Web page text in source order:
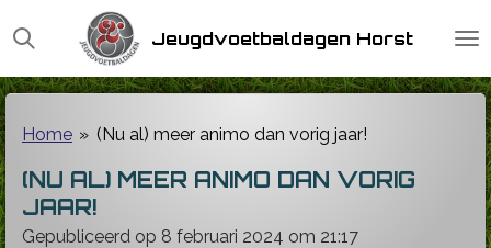
Ga
direct
naar
hoofdinhoud
Jeugdvoetbaldagen Horst
Home » (Nu al) meer animo dan vorig jaar!
(NU AL) MEER ANIMO DAN VORIG
JAAR!
Gepubliceerd op 8 februari 2024 om 21:17